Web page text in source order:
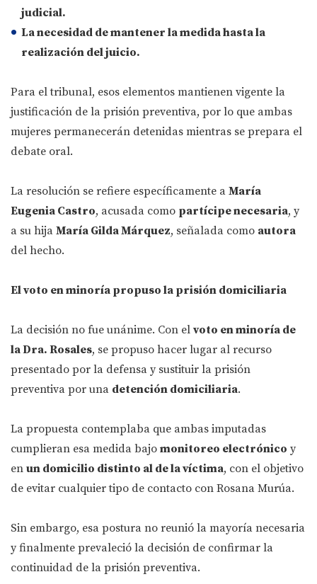
judicial.
La necesidad de mantener la medida hasta la
realización del juicio.
Para el tribunal, esos elementos mantienen vigente la
justificación de la prisión preventiva, por lo que ambas
mujeres permanecerán detenidas mientras se prepara el
debate oral.
La resolución se refiere específicamente a María
Eugenia Castro, acusada como partícipe necesaria, y
a su hija María Gilda Márquez, señalada como autora
del hecho.
El voto en minoría propuso la prisión domiciliaria
La decisión no fue unánime. Con el voto en minoría de
la Dra. Rosales, se propuso hacer lugar al recurso
presentado por la defensa y sustituir la prisión
preventiva por una detención domiciliaria.
La propuesta contemplaba que ambas imputadas
cumplieran esa medida bajo monitoreo electrónico y
en un domicilio distinto al de la víctima, con el objetivo
de evitar cualquier tipo de contacto con Rosana Murúa.
Sin embargo, esa postura no reunió la mayoría necesaria
y finalmente prevaleció la decisión de confirmar la
continuidad de la prisión preventiva.